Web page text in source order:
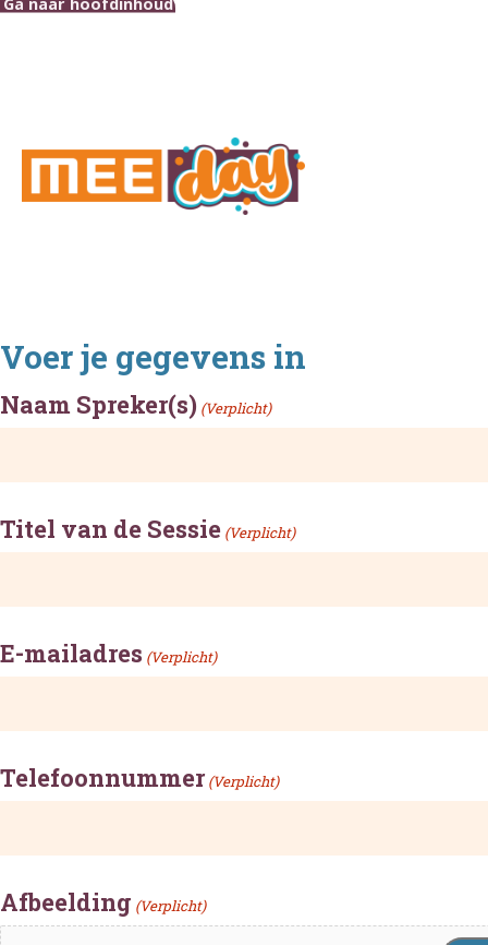
Voer je gegevens in
Naam Spreker(s) (Verplicht)
Titel van de Sessie (Verplicht)
E-mailadres (Verplicht)
Telefoonnummer (Verplicht)
Afbeelding (Verplicht)